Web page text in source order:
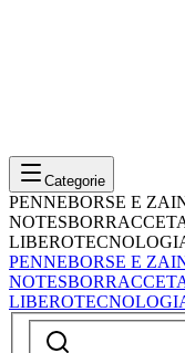
Categorie
PENNEBORSE E
NOTESBORRACCE
LIBERO
PENNEBORSE E
NOTESBORRACCE
LIBERO